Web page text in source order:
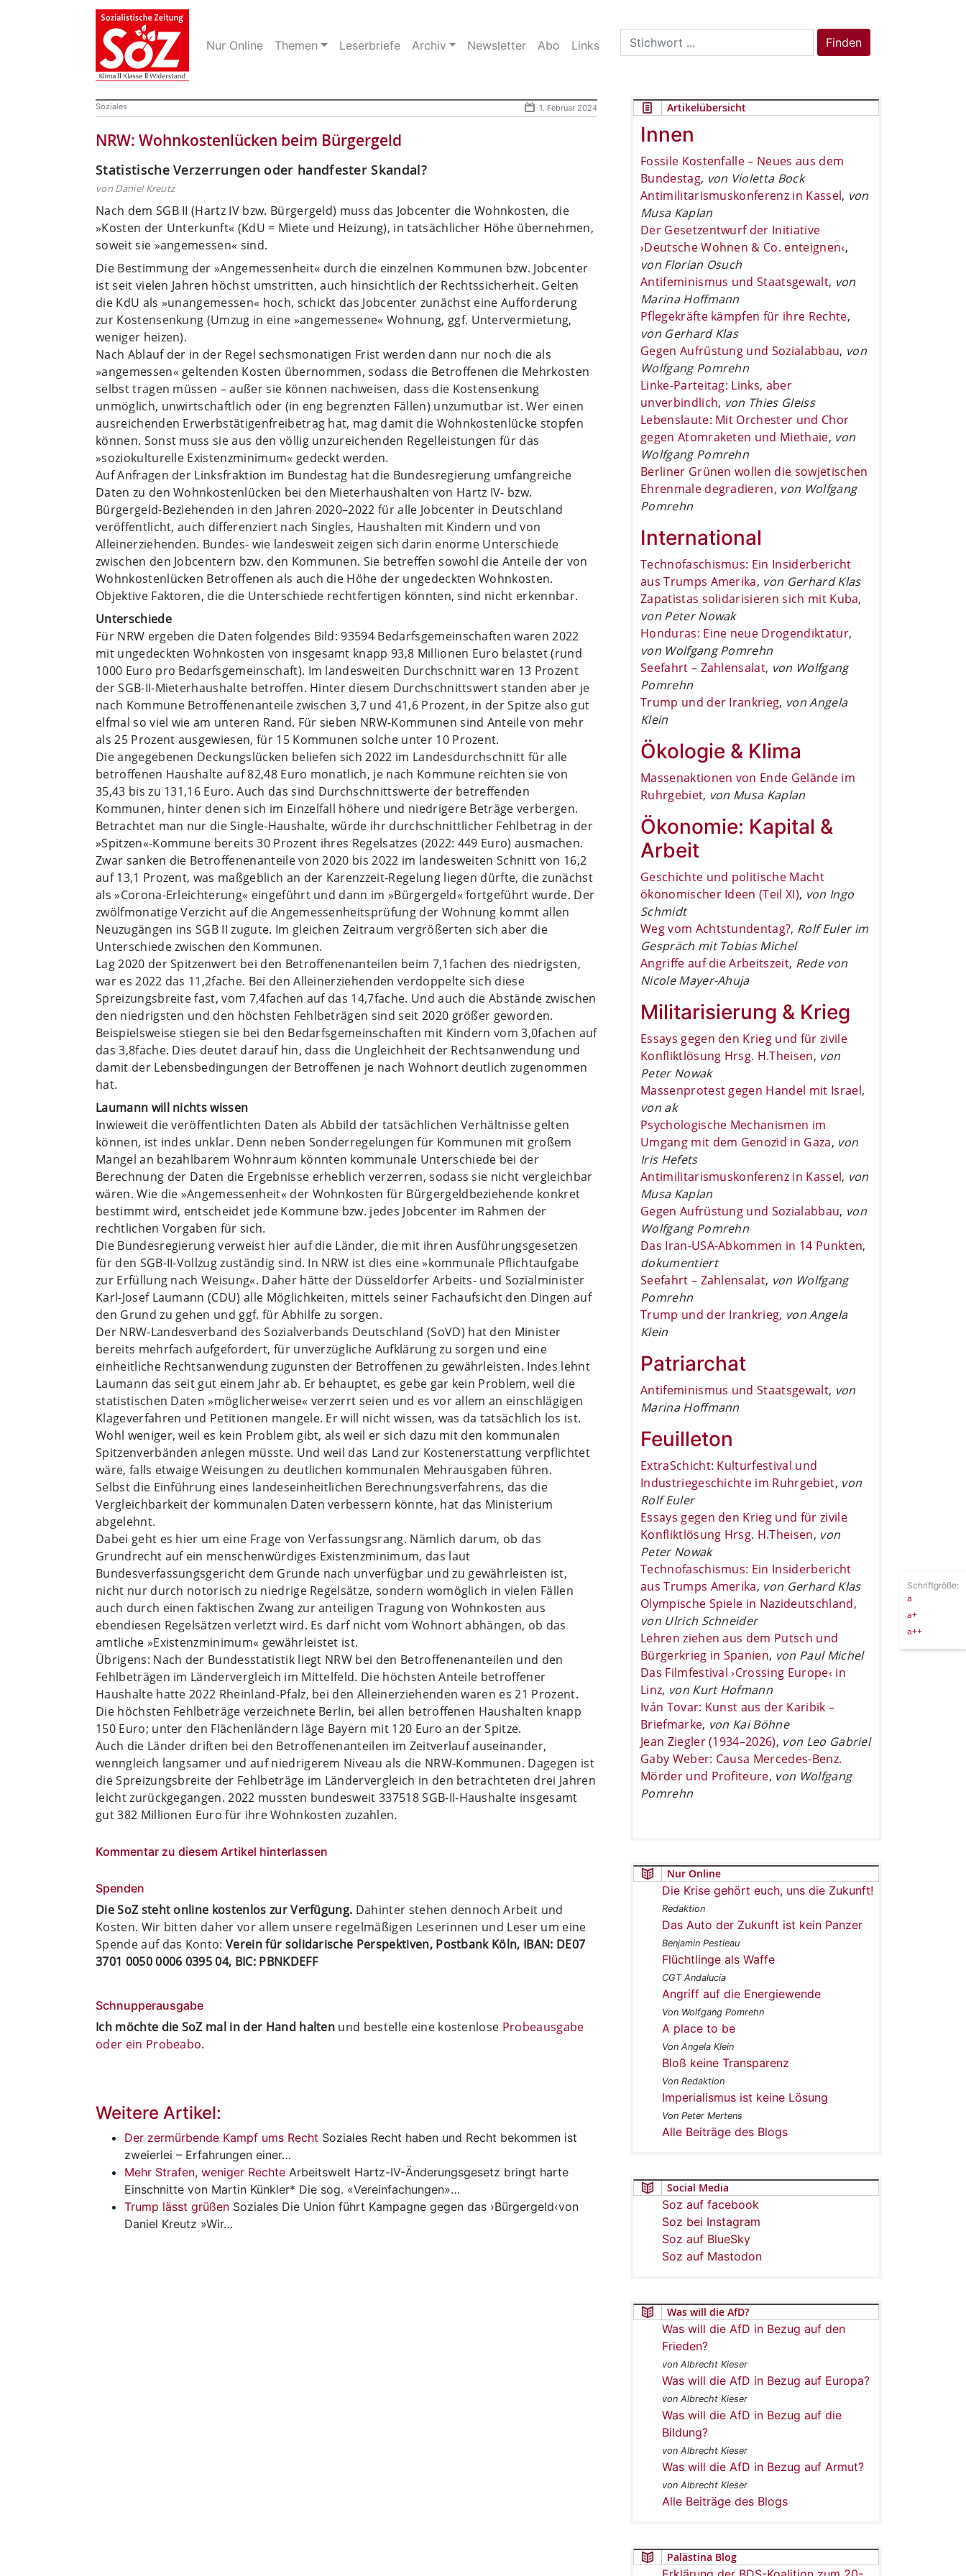
Nur Online Themen Leserbriefe Archiv Newsletter Abo Links
Search
for:
Finden
Soziales 1. Februar 2024
NRW: Wohnkostenlücken beim Bürgergeld
Statistische Verzerrungen oder handfester Skandal?
von Daniel Kreutz
Nach dem SGB II (Hartz IV bzw. Bürgergeld) muss das Jobcenter die Wohnkosten, die
»Kosten der Unterkunft« (KdU = Miete und Heizung), in tatsächlicher Höhe übernehmen,
soweit sie »angemessen« sind.
Die Bestimmung der »Angemessenheit« durch die einzelnen Kommunen bzw. Jobcenter
ist seit vielen Jahren höchst umstritten, auch hinsichtlich der Rechtssicherheit. Gelten
die KdU als »unangemessen« hoch, schickt das Jobcenter zunächst eine Aufforderung
zur Kostensenkung (Umzug in eine »angemessene« Wohnung, ggf. Untervermietung,
weniger heizen).
Nach Ablauf der in der Regel sechsmonatigen Frist werden dann nur noch die als
»angemessen« geltenden Kosten übernommen, sodass die Betroffenen die Mehrkosten
selbst tragen müssen – außer sie können nachweisen, dass die Kostensenkung
unmöglich, unwirtschaftlich oder (in eng begrenzten Fällen) unzumutbar ist. Wer einen
ausreichenden Erwerbstätigenfreibetrag hat, mag damit die Wohnkostenlücke stopfen
können. Sonst muss sie aus den völlig unzureichenden Regelleistungen für das
»soziokulturelle Existenzminimum« gedeckt werden.
Auf Anfragen der Linksfraktion im Bundestag hat die Bundesregierung umfangreiche
Daten zu den Wohnkostenlücken bei den Mieterhaushalten von Hartz IV- bzw.
Bürgergeld-Beziehenden in den Jahren 2020–2022 für alle Jobcenter in Deutschland
veröffentlicht, auch differenziert nach Singles, Haushalten mit Kindern und von
Alleinerziehenden. Bundes- wie landesweit zeigen sich darin enorme Unterschiede
zwischen den Jobcentern bzw. den Kommunen. Sie betreffen sowohl die Anteile der von
Wohnkostenlücken Betroffenen als auch die Höhe der ungedeckten Wohnkosten.
Objektive Faktoren, die die Unterschiede rechtfertigen könnten, sind nicht erkennbar.
Unterschiede
Für NRW ergeben die Daten folgendes Bild: 93594 Bedarfsgemeinschaften waren 2022
mit ungedeckten Wohnkosten von insgesamt knapp 93,8 Millionen Euro belastet (rund
1000 Euro pro Bedarfsgemeinschaft). Im landesweiten Durchschnitt waren 13 Prozent
der SGB-II-Mieterhaushalte betroffen. Hinter diesem Durchschnittswert standen aber je
nach Kommune Betroffenenanteile zwischen 3,7 und 41,6 Prozent, in der Spitze also gut
elfmal so viel wie am unteren Rand. Für sieben NRW-Kommunen sind Anteile von mehr
als 25 Prozent ausgewiesen, für 15 Kommunen solche unter 10 Prozent.
Die angegebenen Deckungslücken beliefen sich 2022 im Landesdurchschnitt für alle
betroffenen Haushalte auf 82,48 Euro monatlich, je nach Kommune reichten sie von
35,43 bis zu 131,16 Euro. Auch das sind Durchschnittswerte der betreffenden
Kommunen, hinter denen sich im Einzelfall höhere und niedrigere Beträge verbergen.
Betrachtet man nur die Single-Haushalte, würde ihr durchschnittlicher Fehlbetrag in der
»Spitzen«-Kommune bereits 30 Prozent ihres Regelsatzes (2022: 449 Euro) ausmachen.
Zwar sanken die Betroffenenanteile von 2020 bis 2022 im landesweiten Schnitt von 16,2
auf 13,1 Prozent, was maßgeblich an der Karenzzeit-Regelung liegen dürfte, die zunächst
als »Corona-Erleichterung« eingeführt und dann im »Bürgergeld« fortgeführt wurde. Der
zwölfmonatige Verzicht auf die Angemessenheitsprüfung der Wohnung kommt allen
Neuzugängen ins SGB II zugute. Im gleichen Zeitraum vergrößerten sich aber die
Unterschiede zwischen den Kommunen.
Lag 2020 der Spitzenwert bei den Betroffenenanteilen beim 7,1fachen des niedrigsten,
war es 2022 das 11,2fache. Bei den Alleinerziehenden verdoppelte sich diese
Spreizungsbreite fast, vom 7,4fachen auf das 14,7fache. Und auch die Abstände zwischen
den niedrigsten und den höchsten Fehlbeträgen sind seit 2020 größer geworden.
Beispielsweise stiegen sie bei den Bedarfsgemeinschaften mit Kindern vom 3,0fachen auf
das 3,8fache. Dies deutet darauf hin, dass die Ungleichheit der Rechtsanwendung und
damit der Lebensbedingungen der Betroffenen je nach Wohnort deutlich zugenommen
hat.
Laumann will nichts wissen
Inwieweit die veröffentlichten Daten als Abbild der tatsächlichen Verhältnisse gelten
können, ist indes unklar. Denn neben Sonderregelungen für Kommunen mit großem
Mangel an bezahlbarem Wohnraum könnten kommunale Unterschiede bei der
Berechnung der Daten die Ergebnisse erheblich verzerren, sodass sie nicht vergleichbar
wären. Wie die »Angemessenheit« der Wohnkosten für Bürgergeldbeziehende konkret
bestimmt wird, entscheidet jede Kommune bzw. jedes Jobcenter im Rahmen der
rechtlichen Vorgaben für sich.
Die Bundesregierung verweist hier auf die Länder, die mit ihren Ausführungsgesetzen
für den SGB-II-Vollzug zuständig sind. In NRW ist dies eine »kommunale Pflichtaufgabe
zur Erfüllung nach Weisung«. Daher hätte der Düsseldorfer Arbeits- und Sozialminister
Karl-Josef Laumann (CDU) alle Möglichkeiten, mittels seiner Fachaufsicht den Dingen auf
den Grund zu gehen und ggf. für Abhilfe zu sorgen.
Der NRW-Landesverband des Sozialverbands Deutschland (SoVD) hat den Minister
bereits mehrfach aufgefordert, für unverzügliche Aufklärung zu sorgen und eine
einheitliche Rechtsanwendung zugunsten der Betroffenen zu gewährleisten. Indes lehnt
Laumann das seit gut einem Jahr ab. Er behauptet, es gebe gar kein Problem, weil die
statistischen Daten »möglicherweise« verzerrt seien und es vor allem an einschlägigen
Klageverfahren und Petitionen mangele. Er will nicht wissen, was da tatsächlich los ist.
Wohl weniger, weil es kein Problem gibt, als weil er sich dazu mit den kommunalen
Spitzenverbänden anlegen müsste. Und weil das Land zur Kostenerstattung verpflichtet
wäre, falls etwaige Weisungen zu deutlichen kommunalen Mehrausgaben führen.
Selbst die Einführung eines landeseinheitlichen Berechnungsverfahrens, das die
Vergleichbarkeit der kommunalen Daten verbessern könnte, hat das Ministerium
abgelehnt.
Dabei geht es hier um eine Frage von Verfassungsrang. Nämlich darum, ob das
Grundrecht auf ein menschenwürdiges Existenzminimum, das laut
Bundesverfassungsgericht dem Grunde nach unverfügbar und zu gewährleisten ist,
nicht nur durch notorisch zu niedrige Regelsätze, sondern womöglich in vielen Fällen
auch durch einen faktischen Zwang zur anteiligen Tragung von Wohnkosten aus
ebendiesen Regelsätzen verletzt wird. Es darf nicht vom Wohnort abhängen, ob das
amtliche »Existenzminimum« gewährleistet ist.
Übrigens: Nach der Bundesstatistik liegt NRW bei den Betroffenenanteilen und den
Fehlbeträgen im Ländervergleich im Mittelfeld. Die höchsten Anteile betroffener
Haushalte hatte 2022 Rheinland-Pfalz, bei den Alleinerziehenden waren es 21 Prozent.
Die höchsten Fehlbeträge verzeichnete Berlin, bei allen betroffenen Haushalten knapp
150 Euro; unter den Flächenländern läge Bayern mit 120 Euro an der Spitze.
Auch die Länder driften bei den Betroffenenanteilen im Zeitverlauf auseinander,
wenngleich langsamer und auf niedrigerem Niveau als die NRW-Kommunen. Dagegen ist
die Spreizungsbreite der Fehlbeträge im Ländervergleich in den betrachteten drei Jahren
leicht zurückgegangen. 2022 mussten bundesweit 337518 SGB-II-Haushalte insgesamt
gut 382 Millionen Euro für ihre Wohnkosten zuzahlen.
Kommentar zu diesem Artikel hinterlassen
Spenden
Die SoZ steht online kostenlos zur Verfügung. Dahinter stehen dennoch Arbeit und
Kosten. Wir bitten daher vor allem unsere regelmäßigen Leserinnen und Leser um eine
Spende auf das Konto:Verein für solidarische Perspektiven, Postbank Köln, IBAN: DE07
3701 0050 0006 0395 04, BIC: PBNKDEFF
Schnupperausgabe
Ich möchte die SoZ mal in der Hand halten und bestelle eine kostenlose Probeausgabe
oder ein Probeabo.
Weitere Artikel:
Der zermürbende Kampf ums Recht Soziales Recht haben und Recht bekommen ist
zweierlei – Erfahrungen einer…
Mehr Strafen, weniger Rechte Arbeitswelt Hartz-IV-Änderungsgesetz bringt harte
Einschnitte von Martin Künkler* Die sog. «Vereinfachungen»…
Trump lässt grüßen Soziales Die Union führt Kampagne gegen das ›Bürgergeld‹von
Daniel Kreutz »Wir…
Artikelübersicht
Innen
Fossile Kostenfalle – Neues aus dem
Bundestag, von Violetta Bock
Antimilitarismuskonferenz in Kassel, von
Musa Kaplan
Der Gesetzentwurf der Initiative
›Deutsche Wohnen & Co. enteignen‹,
von Florian Osuch
Antifeminismus und Staatsgewalt, von
Marina Hoffmann
Pflegekräfte kämpfen für ihre Rechte,
von Gerhard Klas
Gegen Aufrüstung und Sozialabbau, von
Wolfgang Pomrehn
Linke-Parteitag: Links, aber
unverbindlich, von Thies Gleiss
Lebenslaute: Mit Orchester und Chor
gegen Atomraketen und Miethaie, von
Wolfgang Pomrehn
Berliner Grünen wollen die sowjetischen
Ehrenmale degradieren, von Wolfgang
Pomrehn
International
Technofaschismus: Ein Insiderbericht
aus Trumps Amerika, von Gerhard Klas
Zapatistas solidarisieren sich mit Kuba,
von Peter Nowak
Honduras: Eine neue Drogendiktatur,
von Wolfgang Pomrehn
Seefahrt – Zahlensalat, von Wolfgang
Pomrehn
Trump und der Irankrieg, von Angela
Klein
Ökologie & Klima
Massenaktionen von Ende Gelände im
Ruhrgebiet, von Musa Kaplan
Ökonomie: Kapital &
Arbeit
Geschichte und politische Macht
ökonomischer Ideen (Teil XI), von Ingo
Schmidt
Weg vom Achtstundentag?, Rolf Euler im
Gespräch mit Tobias Michel
Angriffe auf die Arbeitszeit, Rede von
Nicole Mayer-Ahuja
Militarisierung & Krieg
Essays gegen den Krieg und für zivile
Konfliktlösung Hrsg. H.Theisen, von
Peter Nowak
Massenprotest gegen Handel mit Israel,
von ak
Psychologische Mechanismen im
Umgang mit dem Genozid in Gaza, von
Iris Hefets
Antimilitarismuskonferenz in Kassel, von
Musa Kaplan
Gegen Aufrüstung und Sozialabbau, von
Wolfgang Pomrehn
Das Iran-USA-Abkommen in 14 Punkten,
dokumentiert
Seefahrt – Zahlensalat, von Wolfgang
Pomrehn
Trump und der Irankrieg, von Angela
Klein
Patriarchat
Antifeminismus und Staatsgewalt, von
Marina Hoffmann
Feuilleton
ExtraSchicht: Kulturfestival und
Industriegeschichte im Ruhrgebiet, von
Rolf Euler
Essays gegen den Krieg und für zivile
Konfliktlösung Hrsg. H.Theisen, von
Peter Nowak
Technofaschismus: Ein Insiderbericht
aus Trumps Amerika, von Gerhard Klas
Olympische Spiele in Nazideutschland,
von Ulrich Schneider
Lehren ziehen aus dem Putsch und
Bürgerkrieg in Spanien, von Paul Michel
Das Filmfestival ›Crossing Europe‹ in
Linz, von Kurt Hofmann
Iván Tovar: Kunst aus der Karibik –
Briefmarke, von Kai Böhne
Jean Ziegler (1934–2026), von Leo Gabriel
Gaby Weber: Causa Mercedes-Benz.
Mörder und Profiteure, von Wolfgang
Pomrehn
Nur Online
Die Krise gehört euch, uns die Zukunft!
Redaktion
Das Auto der Zukunft ist kein Panzer
Benjamin Pestieau
Flüchtlinge als Waffe
CGT Andalucía
Angriff auf die Energiewende
Von Wolfgang Pomrehn
A place to be
Von Angela Klein
Bloß keine Transparenz
Von Redaktion
Imperialismus ist keine Lösung
Von Peter Mertens
Alle Beiträge des Blogs
Social Media
Soz auf facebook
Soz bei Instagram
Soz auf BlueSky
Soz auf Mastodon
Was will die AfD?
Was will die AfD in Bezug auf den
Frieden?
von Albrecht Kieser
Was will die AfD in Bezug auf Europa?
von Albrecht Kieser
Was will die AfD in Bezug auf die
Bildung?
von Albrecht Kieser
Was will die AfD in Bezug auf Armut?
von Albrecht Kieser
Alle Beiträge des Blogs
Palästina Blog
Schriftgröße:
a
a+
a++